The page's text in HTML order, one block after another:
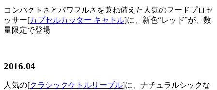
コンパクトさとパワフルさを兼ね備えた人気のフードプロセ
ッサー[カプセルカッター キャトル]に、新色“レッド”が、数
量限定で登場
2016.04
人気の[クラシックケトルリーブル]に、ナチュラルシックな